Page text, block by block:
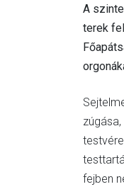
A
terek
fejben